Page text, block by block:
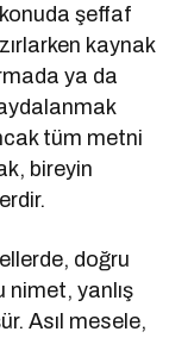
şeffaf
kaynak
ya da
tüm metni
bireyin
doğru
nimet, yanlış
Asıl mesele,